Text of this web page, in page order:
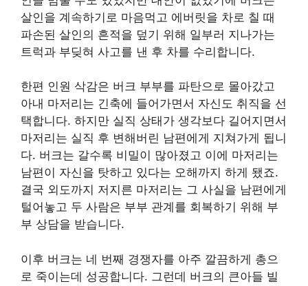
살인을 계속하기로 마음먹고 에버릿을 차로 칠 때
파손된 살인의 흔적을 덮기 위해 일부러 지나가는
트럭과 부딪혀 사고를 낸 후 차를 수리합니다.
한편 인원 삭감은 버크 부부를 파탄으로 몰아갔고
아내 마저리는 긴축에 들어가면서 자신도 취직을 선
택합니다. 하지만 실직 상태가 생각보다 길어지면서
마저리는 실직 후 변해버린 남편에게 지쳐가게 됩니
다. 버크는 갈수록 비밀이 많아졌고 이에 마저리는
남편이 자신을 탓하고 있다는 오해까지 하게 됐죠.
결국 외도까지 저지른 마저리는 그 사실을 남편에게
털어놓고 두 사람은 부부 관계를 회복하기 위해 부
부 상담을 받습니다.
이후 버크는 네 번째 경쟁자를 아주 깔끔하게 총으
로 죽이는데 성공합니다. 그런데 버크의 큰아들 빌